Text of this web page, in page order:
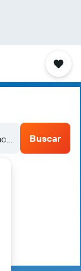
Buscar